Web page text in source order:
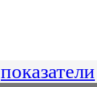
показатели